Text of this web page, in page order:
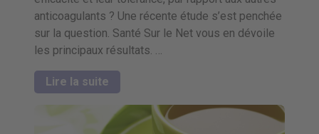
anticoagulants ? Une récente étude s’est penchée
sur la question. Santé Sur le Net vous en dévoile
les principaux résultats. …
Lire la suite